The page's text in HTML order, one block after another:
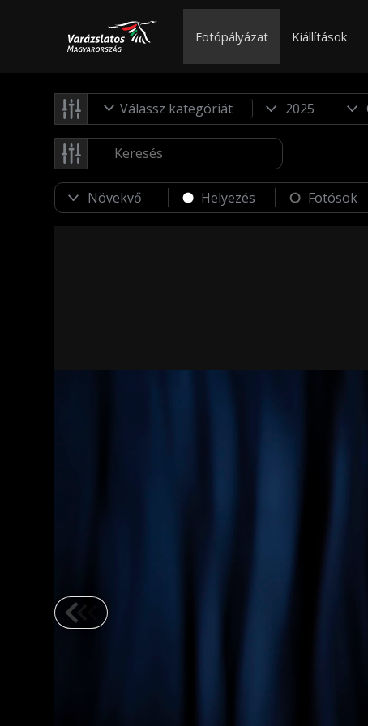
Fotópályázat Kiállítások
Válassz kategóriát
Helyezés Fotósok